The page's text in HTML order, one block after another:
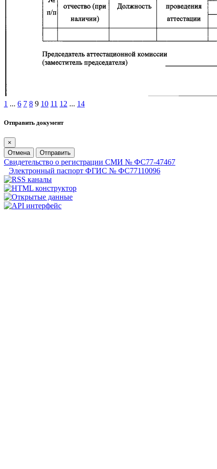
1 ... 6 7 8 9 10 11 12 ... 14
Отправить документ
×
Отмена
Отправить
Свидетельство о регистрации СМИ № ФС77-47467
Электронный паспорт ФГИС № ФС77110096